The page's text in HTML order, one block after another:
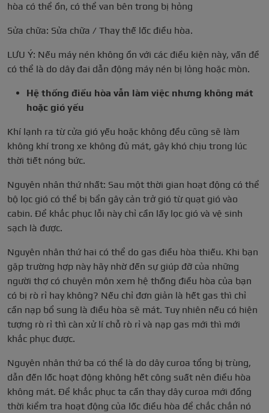
hòa có thể ồn, có thể van bên trong bị hỏng
Sửa chữa: Sửa chữa / Thay thế lốc điều hòa.
LƯU Ý: Nếu máy nén không ồn với các điều kiện này, vấn đề
có thể là do dây đai dẫn động máy nén bị lỏng hoặc mòn.
Hệ thống điều hòa vẫn làm việc nhưng không mát
hoặc gió yếu
Khí lạnh ra từ cửa gió yếu hoặc không đều cũng sẽ làm
không khí trong xe không đủ mát, gây khó chịu trong lúc
thời tiết nóng bức.
Nguyên nhân thứ nhất: Sau một thời gian hoạt động có thể
bộ lọc gió có thể bị bẩn gây cản trở gió từ quạt gió vào
cabin. Để khắc phục lỗi này chỉ cần lấy lọc gió và vệ sinh
sạch là được.
Nguyên nhân thứ hai có thể do gas điều hòa thiếu. Khi bạn
gặp trường hợp này hãy nhờ đến sự giúp đỡ của những
người thợ có chuyên môn xem hệ thống điều hòa của bạn
có bị rò rỉ hay không? Nếu chỉ đơn giản là hết gas thì chỉ
cần nạp bổ sung là điều hòa sẽ mát. Tuy nhiên nếu có hiện
tượng rò rỉ thì càn xử lí chỗ rò rỉ và nạp gas mới thì mới
khắc phục được.
Nguyên nhân thứ ba có thể là do dây curoa tổng bị trùng,
dẫn đến lốc hoạt động không hết công suất nên điều hòa
không mát. Để khắc phục ta cần thay dây curoa mới đồng
thời kiểm tra hoạt động của lốc điều hòa để chắc chắn nó